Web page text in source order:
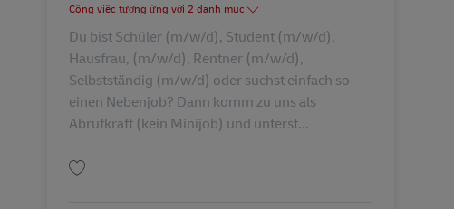
Công việc tương ứng với 2 danh mục
Du bist Schüler (m/w/d), Student (m/w/d),
Hausfrau, (m/w/d), Rentner (m/w/d),
Selbstständig (m/w/d) oder suchst einfach so
einen Nebenjob? Dann komm zu uns als
Abrufkraft (kein Minijob) und unterst...